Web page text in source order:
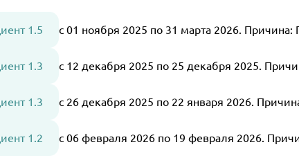
1.5 с 01 ноября 2025 по 31 марта 2026.
1.3 с 12 декабря 2025 по 25 декабря 2025.
1.3 с 26 декабря 2025 по 22 января 2026.
1.2 с 06 февраля 2026 по 19 февраля 2026.